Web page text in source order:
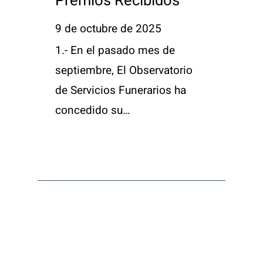
9 de octubre de 2025
1.- En el pasado mes de
septiembre, El Observatorio
de Servicios Funerarios ha
concedido su…